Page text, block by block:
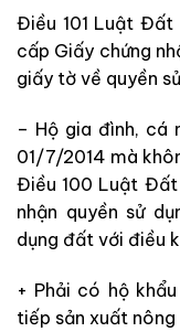
Điều 101 Luật Đất
cấp Giấy chứng
giấy tờ về quyền
– Hộ gia đình, cá
01/7/2014 mà
Điều 100 Luật Đất
nhận quyền sử
dụng đất với điều
+ Phải có hộ
tiếp sản xuất